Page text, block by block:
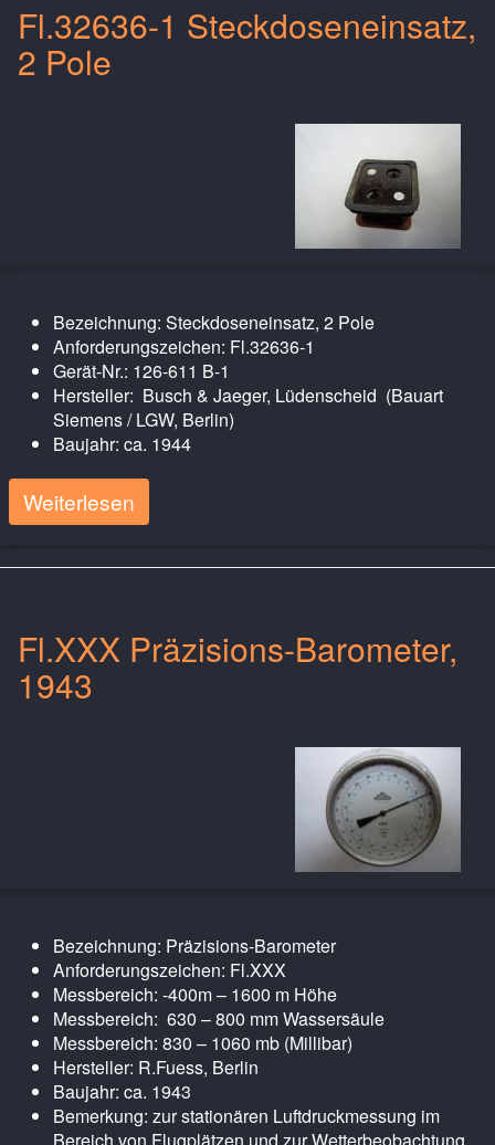
Fl.32636-1 Steckdoseneinsatz,
2 Pole
Bezeichnung: Steckdoseneinsatz, 2 Pole
Anforderungszeichen: Fl.32636-1
Gerät-Nr.: 126-611 B-1
Hersteller: Busch & Jaeger, Lüdenscheid (Bauart
Siemens / LGW, Berlin)
Baujahr: ca. 1944
Weiterlesen
Fl.XXX Präzisions-Barometer,
1943
Bezeichnung: Präzisions-Barometer
Anforderungszeichen: Fl.XXX
Messbereich: -400m – 1600 m Höhe
Messbereich: 630 – 800 mm Wassersäule
Messbereich: 830 – 1060 mb (Millibar)
Hersteller: R.Fuess, Berlin
Baujahr: ca. 1943
Bemerkung: zur stationären Luftdruckmessung im